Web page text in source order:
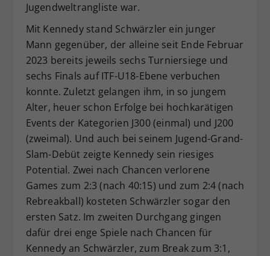
Jugendweltrangliste war.
Mit Kennedy stand Schwärzler ein junger
Mann gegenüber, der alleine seit Ende Februar
2023 bereits jeweils sechs Turniersiege und
sechs Finals auf ITF-U18-Ebene verbuchen
konnte. Zuletzt gelangen ihm, in so jungem
Alter, heuer schon Erfolge bei hochkarätigen
Events der Kategorien J300 (einmal) und J200
(zweimal). Und auch bei seinem Jugend-Grand-
Slam-Debüt zeigte Kennedy sein riesiges
Potential. Zwei nach Chancen verlorene
Games zum 2:3 (nach 40:15) und zum 2:4 (nach
Rebreakball) kosteten Schwärzler sogar den
ersten Satz. Im zweiten Durchgang gingen
dafür drei enge Spiele nach Chancen für
Kennedy an Schwärzler, zum Break zum 3:1,